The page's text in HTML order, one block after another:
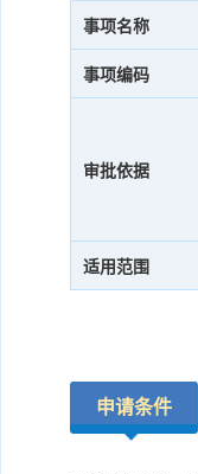
事项名称
事项编码
审批依据
适用范围
申请条件